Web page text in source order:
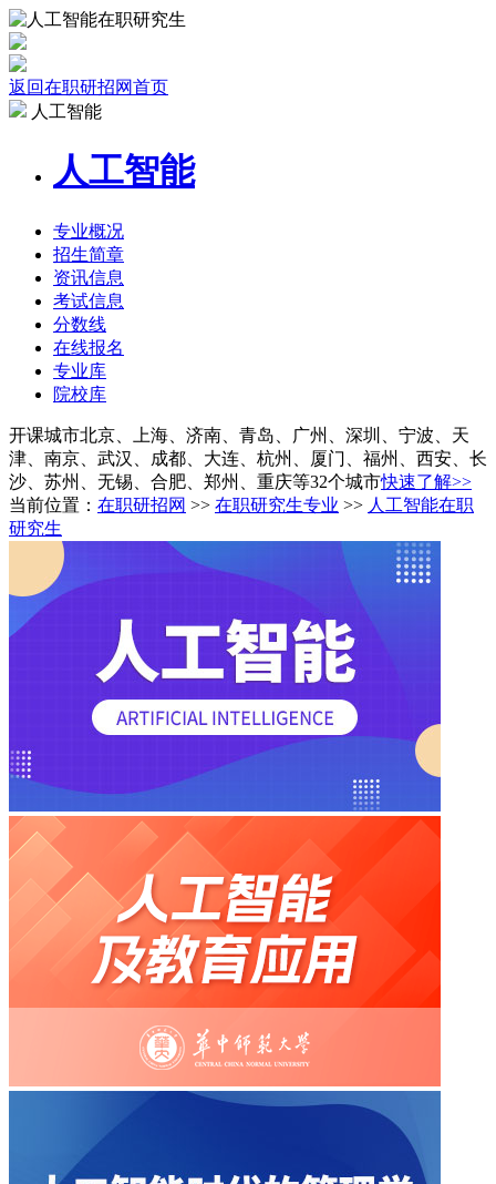
返回在职研招网首页
人工智能
人工智能
专业概况
招生简章
资讯信息
考试信息
分数线
在线报名
专业库
院校库
开课城市北京、上海、济南、青岛、广州、深圳、宁波、天
津、南京、武汉、成都、大连、杭州、厦门、福州、西安、长
沙、苏州、无锡、合肥、郑州、重庆等32个城市快速了解>>
当前位置： 在职研招网 >> 在职研究生专业 >> 人工智能在职
研究生